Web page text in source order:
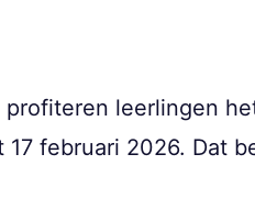
leerlingen
februari 2026. Dat